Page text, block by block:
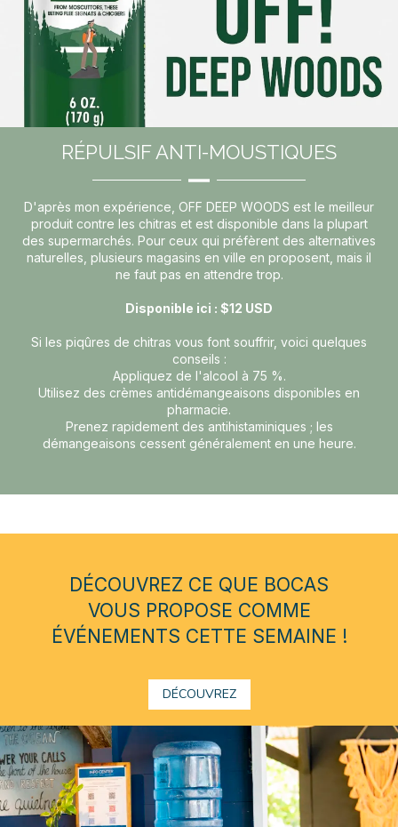
RÉPULSIF ANTI-MOUSTIQUES
D'après mon expérience, OFF DEEP WOODS est le meilleur
produit contre les chitras et est disponible dans la plupart
des supermarchés. Pour ceux qui préfèrent des alternatives
naturelles, plusieurs magasins en ville en proposent, mais il
ne faut pas en attendre trop.
Disponible ici : $12 USD
Si les piqûres de chitras vous font souffrir, voici quelques
conseils :
Appliquez de l'alcool à 75 %.
Utilisez des crèmes antidémangeaisons disponibles en
pharmacie.
Prenez rapidement des antihistaminiques ; les
démangeaisons cessent généralement en une heure.
DÉCOUVREZ CE QUE BOCAS
VOUS PROPOSE COMME
ÉVÉNEMENTS CETTE SEMAINE !
DÉCOUVREZ